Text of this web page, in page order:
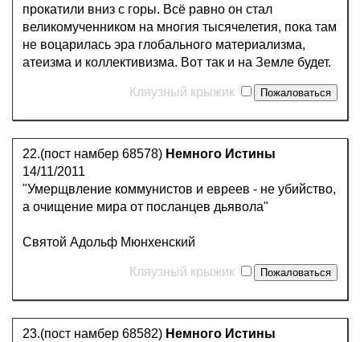
прокатили вниз с горы. Всё равно он стал
великомученником на многия тысячелетия, пока там
не воцарилась эра глобального материализма,
атеизма и коллективизма. Вот так и на Земле будет.
Кляузный крыжик
22.(пост намбер 68578) Немного Истины
14/11/2011
"Умерщвление коммунистов и евреев - не убийство,
а очищение мира от посланцев дьявола"
Святой Адольф Мюнхенский
Кляузный крыжик
23.(пост намбер 68582) Немного Истины